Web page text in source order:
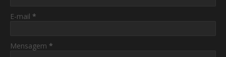
E-mail *
Mensagem *